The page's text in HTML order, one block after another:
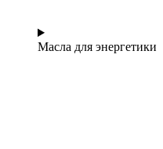
Масла для энергетики